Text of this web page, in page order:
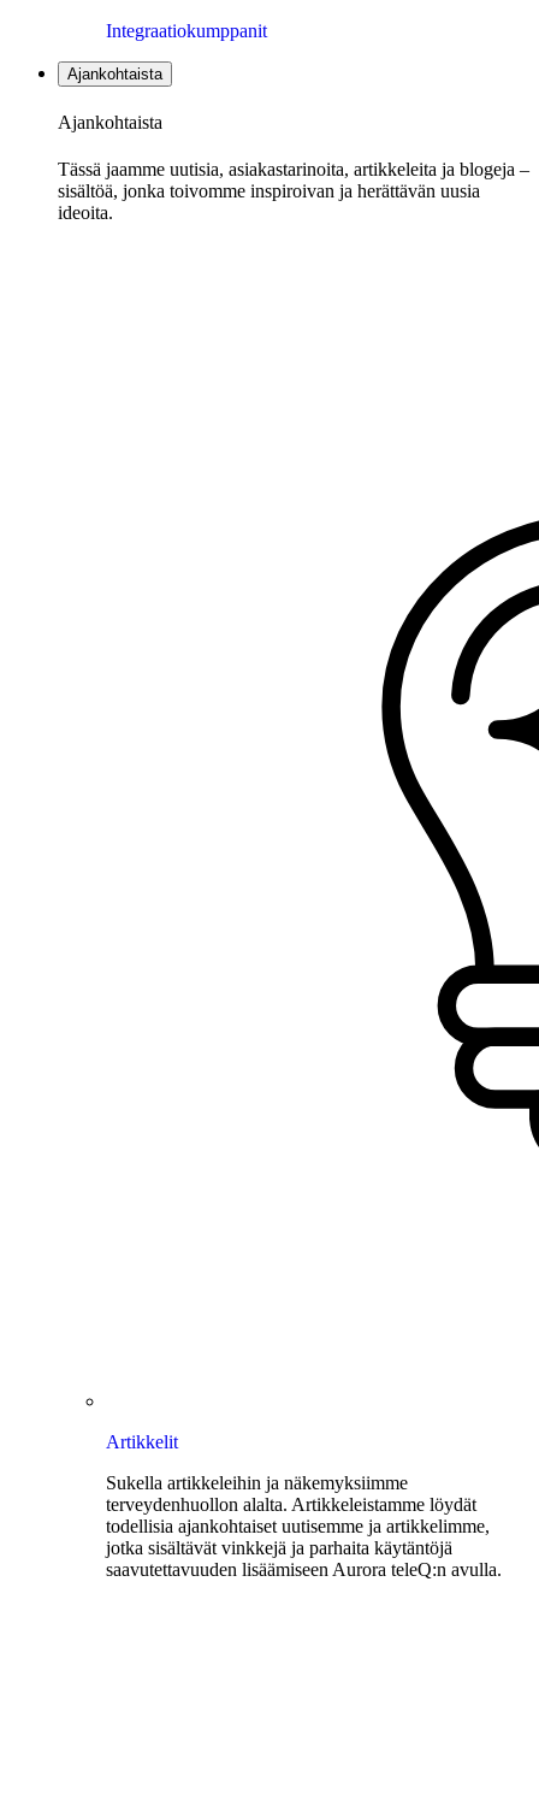
Integraatiokumppanit
Ajankohtaista
Ajankohtaista
Tässä jaamme uutisia, asiakastarinoita, artikkeleita ja blogeja –
sisältöä, jonka toivomme inspiroivan ja herättävän uusia
ideoita.
Artikkelit
Sukella artikkeleihin ja näkemyksiimme
terveydenhuollon alalta. Artikkeleistamme löydät
todellisia ajankohtaiset uutisemme ja artikkelimme,
jotka sisältävät vinkkejä ja parhaita käytäntöjä
saavutettavuuden lisäämiseen Aurora teleQ:n avulla.